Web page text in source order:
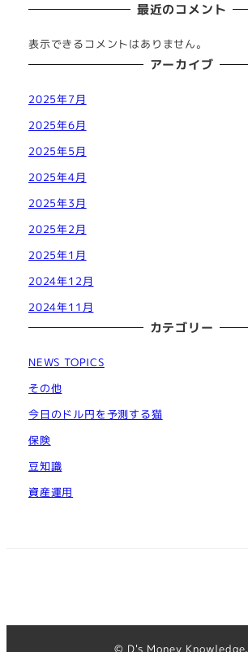
最近のコメント
表示できるコメントはありません。
アーカイブ
2025年7月
2025年6月
2025年5月
2025年4月
2025年3月
2025年2月
2025年1月
2024年12月
2024年11月
カテゴリー
NEWS TOPICS
その他
今日のドル円を予測する猫
保険
豆知識
資産運用
© D's Money Knowledge.